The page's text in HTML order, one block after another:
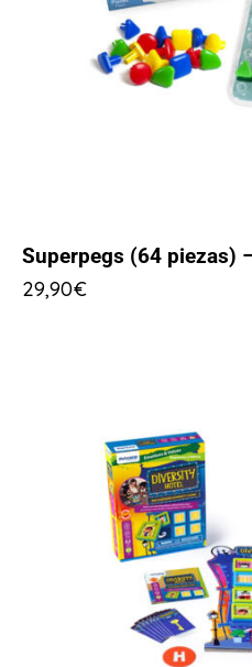
Superpegs (64 piezas)
29,90€